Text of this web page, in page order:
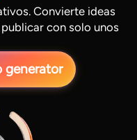
Convierte ideas
con solo unos
generator